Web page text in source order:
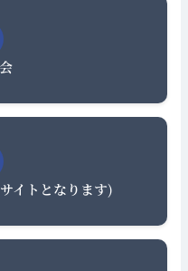
イトとなります)